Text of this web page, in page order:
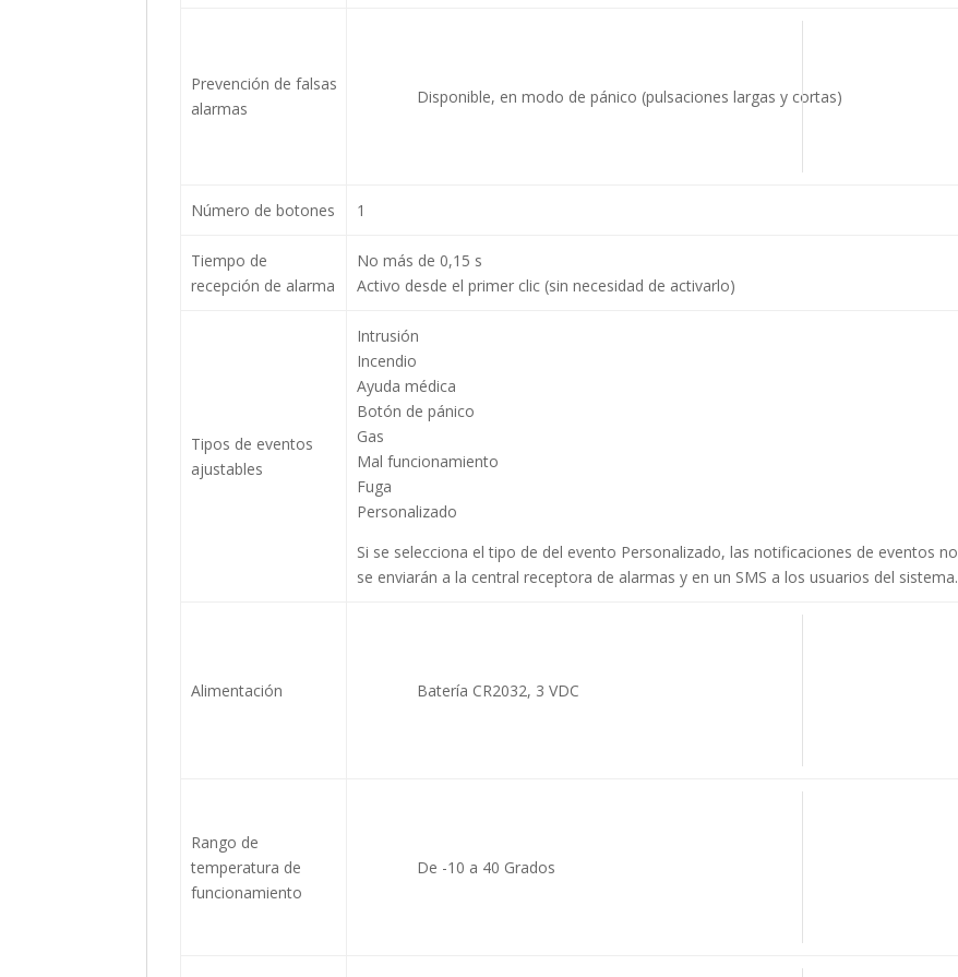
Prevención de falsas
alarmas
Disponible, en modo de pánico (pulsaciones largas y cortas)
Número de botones 1
Tiempo de
recepción de alarma
No más de 0,15 s
Activo desde el primer clic (sin necesidad de activarlo)
Tipos de eventos
ajustables
Intrusión
Incendio
Ayuda médica
Botón de pánico
Gas
Mal funcionamiento
Fuga
Personalizado
Si se selecciona el tipo de del evento Personalizado, las notificaciones de eventos no
se enviarán a la central receptora de alarmas y en un SMS a los usuarios del sistema.
Alimentación Batería CR2032, 3 VDC
Rango de
temperatura de
funcionamiento
De -10 a 40 Grados